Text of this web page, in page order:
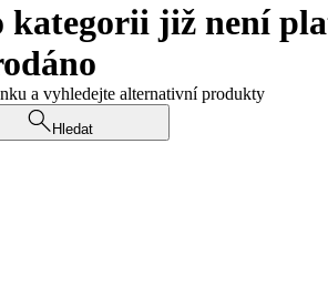
již není
a vyhledejte alternativní produkty
Hledat